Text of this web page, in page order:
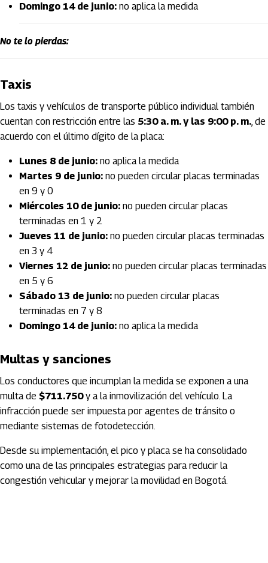
Domingo 14 de junio: no aplica la medida
No te lo pierdas:
Taxis
Los taxis y vehículos de transporte público individual también
cuentan con restricción entre las 5:30 a. m. y las 9:00 p. m., de
acuerdo con el último dígito de la placa:
Lunes 8 de junio: no aplica la medida
Martes 9 de junio: no pueden circular placas terminadas
en 9 y 0
Miércoles 10 de junio: no pueden circular placas
terminadas en 1 y 2
Jueves 11 de junio: no pueden circular placas terminadas
en 3 y 4
Viernes 12 de junio: no pueden circular placas terminadas
en 5 y 6
Sábado 13 de junio: no pueden circular placas
terminadas en 7 y 8
Domingo 14 de junio: no aplica la medida
Multas y sanciones
Los conductores que incumplan la medida se exponen a una
multa de $711.750y a la inmovilización del vehículo. La
infracción puede ser impuesta por agentes de tránsito o
mediante sistemas de fotodetección.
Desde su implementación, el pico y placa se ha consolidado
como una de las principales estrategias para reducir la
congestión vehicular y mejorar la movilidad en Bogotá.